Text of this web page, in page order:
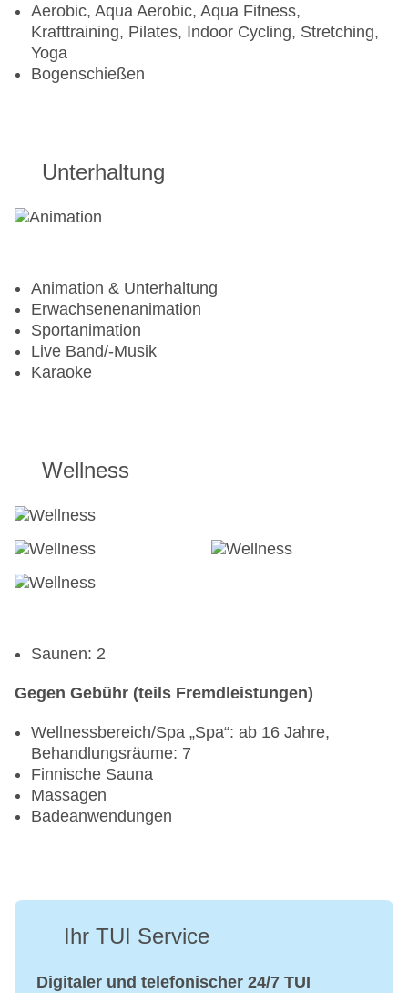
• Kissen-Menü
• Aromatisierte Bettwäsche
Frühstücksservice (von 7 bis 11 Uhr), Warme und
Aufenthaltsbereich mit und Fernsehern
Aerobic, Aqua Aerobic, Aqua Fitness,
Krafttraining, Pilates, Indoor Cycling, Stretching,
Yoga
Bogenschießen
Unterhaltung
Animation & Unterhaltung
Erwachsenenanimation
Sportanimation
Live Band/-Musik
Karaoke
Wellness
Saunen: 2
Gegen Gebühr (teils Fremdleistungen)
Wellnessbereich/Spa „Spa“: ab 16 Jahre,
Behandlungsräume: 7
Finnische Sauna
Massagen
Badeanwendungen
Ihr TUI Service
Digitaler und telefonischer 24/7 TUI